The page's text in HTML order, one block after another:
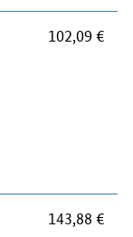
102,09 €
143,88 €